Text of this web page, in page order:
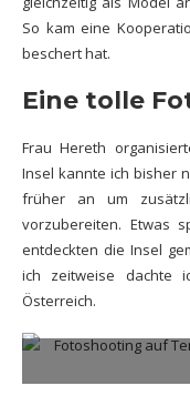
So kam eine
beschert hat.
Eine tolle
Frau Hereth
Insel kannte ich bisher
früher an um
vorzubereiten. Etwas
entdeckten die Insel
ich zeitweise dachte
Österreich.